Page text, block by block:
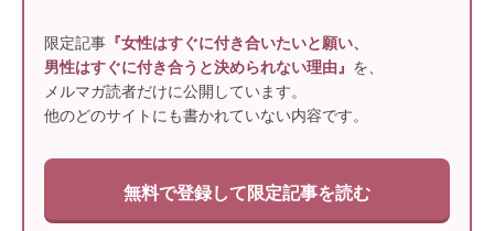
限定記事 『女性はすぐに付き合いたいと願い、
男性はすぐに付き合うと決められない理由』 を、
メルマガ読者だけに公開しています。
他のどのサイトにも書かれていない内容です。
無料で登録して限定記事を読む